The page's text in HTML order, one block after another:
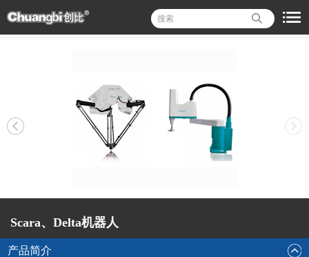
Scara、Delta机器人
产品简介